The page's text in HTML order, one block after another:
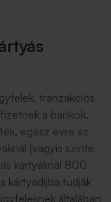
tranzakciós
a bankok.
egész évre az
(vagyis szinte
kártyáknál 800
kártyadíjba tudják
általában